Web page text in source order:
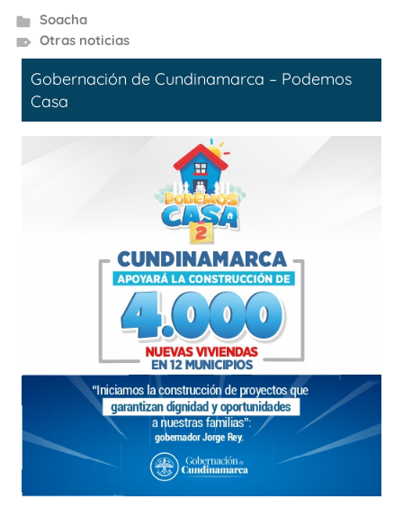
Soacha
Otras noticias
Gobernación de Cundinamarca – Podemos
Casa